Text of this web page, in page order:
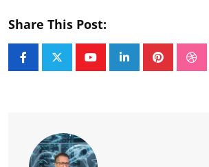
Share This Post:
YoutubeLinkedInPinterest